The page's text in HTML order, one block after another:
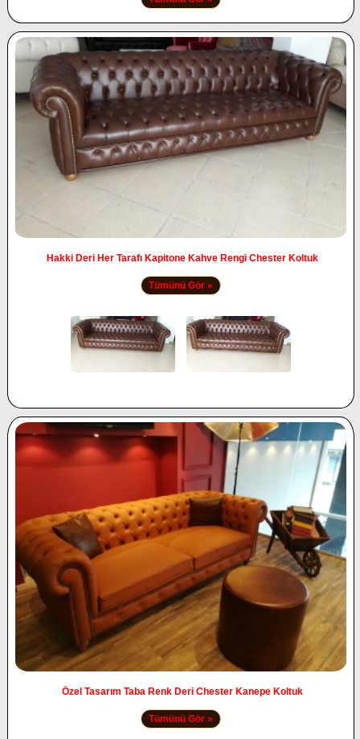
Hakki Deri Her Tarafı Kapitone Kahve Rengi Chester Koltuk
Tümünü Gör »
Özel Tasarım Taba Renk Deri Chester Kanepe Koltuk
Tümünü Gör »